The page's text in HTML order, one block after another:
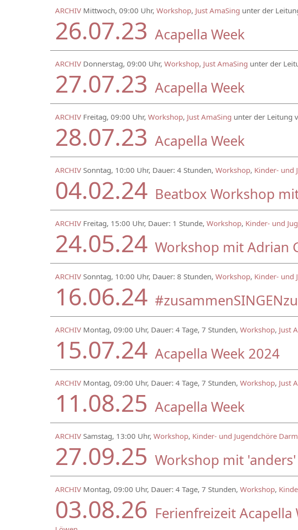
ARCHIV Mittwoch, 09:00 Uhr, Workshop, Just AmaSing unter der
26.07.23 Acapella Week
ARCHIV Donnerstag, 09:00 Uhr, Workshop, Just AmaSing unter der
27.07.23 Acapella Week
ARCHIV Freitag, 09:00 Uhr, Workshop, Just AmaSing unter der Leitung
28.07.23 Acapella Week
ARCHIV Sonntag, 10:00 Uhr, Dauer: 4 Stunden, Workshop, Kinder- und
04.02.24 Beatbox Workshop
ARCHIV Freitag, 15:00 Uhr, Dauer: 1 Stunde, Workshop, Kinder- und
24.05.24 Workshop mit Adrian
ARCHIV Sonntag, 10:00 Uhr, Dauer: 8 Stunden, Workshop, Kinder- und
16.06.24
ARCHIV Montag, 09:00 Uhr, Dauer: 4 Tage, 7 Stunden, Workshop, Just
15.07.24 Acapella Week 2024
ARCHIV Montag, 09:00 Uhr, Dauer: 4 Tage, 7 Stunden, Workshop, Just
11.08.25 Acapella Week
ARCHIV Samstag, 13:00 Uhr, Workshop, Kinder- und Jugendchöre
27.09.25 Workshop mit 'anders'
ARCHIV Montag, 09:00 Uhr, Dauer: 4 Tage, 7 Stunden, Workshop,
03.08.26 Ferienfreizeit